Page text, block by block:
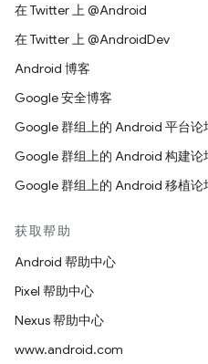
在 Twitter 上 @Android
在 Twitter 上 @AndroidDev
Android 博客
Google 安全博客
Google 群组上的 Android 平台论
Google 群组上的 Android 构建论
Google 群组上的 Android 移植论
获取帮助
Android 帮助中心
Pixel 帮助中心
Nexus 帮助中心
www.android.com